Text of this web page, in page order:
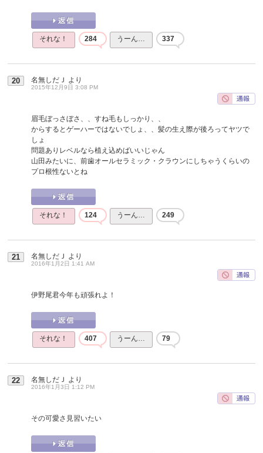
それな！ 284 うーん… 337
20 名無しだＪ より
2015年12月9日 3:08 PM
眉毛ぼっさぼさ、、すね毛もしっかり、、
からするとゲーハーではないでしょ、、髪の生え際が後ろってヤツで
しょ
問題ありレベルなら植え込めばいいじゃん
山田みたいに、前歯オールセラミック・クラウンにしちゃうくらいの
プロ根性ないとね
それな！ 124 うーん… 249
21 名無しだＪ より
2016年1月2日 1:41 AM
伊野尾君今年も頑張れよ！
それな！ 407 うーん… 79
22 名無しだＪ より
2016年1月3日 1:12 PM
その可愛さ見習いたい